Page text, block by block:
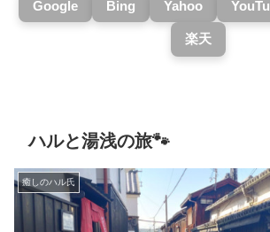
Google Bing Yahoo
楽天
ハルと湯浅の旅🐾
癒しのハル氏